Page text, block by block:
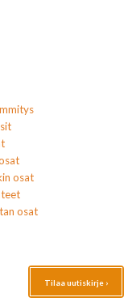
osat
osat
Tilaa uutiskirje ›